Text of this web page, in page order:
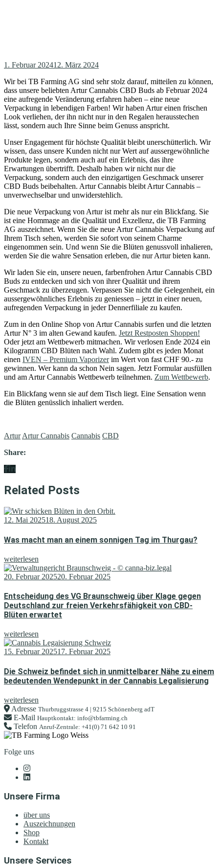
1. Februar 202412. März 2024
Wir bei TB Farming AG sind sehr stolz darauf, mitteilen zu können,
dass unsere beliebten Artur Cannabis CBD Buds ab Februar 2024
eine aufregende Veränderung erfahren haben – eine neue
Verpackung in lebendigen Farben! Wir haben Artur einen frischen
Look verliehen, der ihn nicht nur in den Regalen herausstechen
lässt, sondern auch Ihre Sinne beim Genuss anspricht.
Unser Engagement für höchste Qualität bleibt unerschütterlich. Wir
wissen, dass unsere Kunden nicht nur Wert auf aussergewöhnliche
Produkte legen, sondern auch auf ein Erlebnis, das ihre
Erwartungen übertrifft. Deshalb haben wir nicht nur die
Verpackung, sondern auch den einzigartigen Geschmack unserer
CBD Buds beibehalten. Artur Cannabis bleibt Artur Cannabis –
unverwechselbar und unwiderstehlich.
Die neue Verpackung von Artur ist mehr als nur ein Blickfang. Sie
ist eine Hommage an die Qualität und Exzellenz, die TB Farming
AG auszeichnet. Wenn Sie die neue Artur Cannabis Verpackung auf
Ihrem Tisch sehen, werden Sie sofort von seinem Charme
eingenommen sein. Und wenn Sie die Blüten genussvoll inhalieren,
werden Sie die wahre Sensation erleben, die nur Artur bieten kann.
Wir laden Sie ein, unsere neuen, farbenfrohen Artur Cannabis CBD
Buds zu entdecken und sich von ihrer Qualität und ihrem
Geschmack zu überzeugen. Verpassen Sie nicht die Gelegenheit, ein
aussergewöhnliches Erlebnis zu geniessen – jetzt in einer neuen,
aufregenden Verpackung in jeder Dennerfiliale zu kaufen.
Zum in den Online Shop von Artur Cannabis surfen und die letzten
Artur N° 3 im alten Gewand kaufen. Jetzt Restposten Shoppen!
Oder jetzt am Wettbewerb mitmachen. Wir verlosen Ende 2024 ein
Kilogramm CBD Blüten nach Wahl. Zudem gibt es jeden Monat
einen IVEN – Premium Vaporizerim Wert von fast CHF 90.- zu
gewinnen. Wer kann da schon Nein sagen. Jetzt Formular ausfüllen
und am Artur Cannabis Wettbewerb teilnehmen. Zum Wettbewerb.
Ein Blickfang wenn sie auf dem Tisch liegt. Eine Sensation wenn
die Blüten genüsslich inhaliert werden.
ArturArtur Cannabis Cannabis CBD
Share:
Related Posts
12. Mai 202518. August 2025
Was macht man an einem sonnigen Tag im Thurgau?
weiterlesen
20. Februar 202520. Februar 2025
Entscheidung des VG Braunschweig über Klage gegen
Deutschland zur freien Verkehrs­fähigkeit von CBD-
Blüten erwartet
weiterlesen
15. Februar 202517. Februar 2025
Die Schweiz befindet sich in unmittelbarer Nähe zu einem
bedeutenden Wendepunkt in der Cannabis Legalisierung
weiterlesen
Adresse Thurbruggstrasse 4 | 9215 Schönenberg adT
E-Mail Hauptkontakt: info@tbfarming.ch
Telefon Anruf-Zentrale: +41(0) 71 642 10 91
Folge uns
Unsere Firma
über uns
Auszeichnungen
Shop
Kontakt
Unsere Services